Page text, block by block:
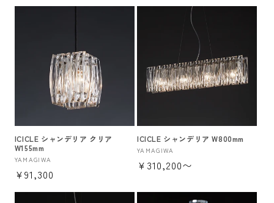
常
常
ICICLE シャンデリア クリア
W155mm
販
売
YAMAGIWA
通
常
¥91,300
ICICLE シャンデリア W800mm
販
売
YAMAGIWA
通
価
¥310,200〜